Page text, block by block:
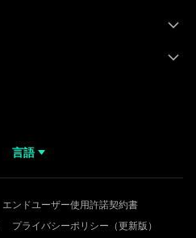
言語
エンドユーザー使用許諾契約書
プライバシーポリシー（更新版）